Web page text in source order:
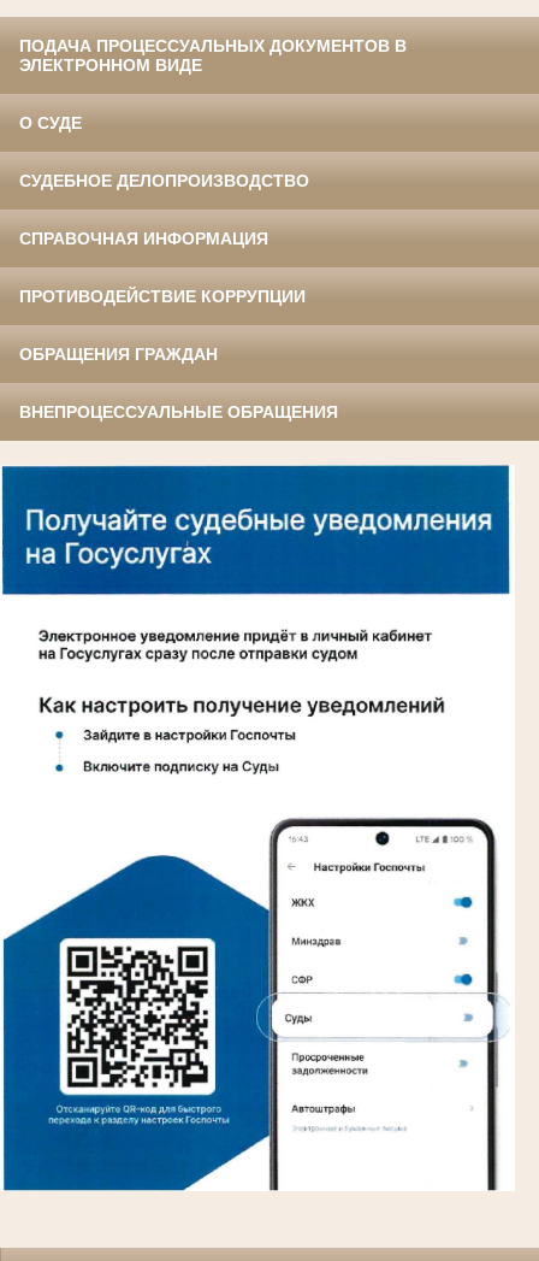
ПОДАЧА ПРОЦЕССУАЛЬНЫХ ДОКУМЕНТОВ В
ЭЛЕКТРОННОМ ВИДЕ
О СУДЕ
СУДЕБНОЕ ДЕЛОПРОИЗВОДСТВО
СПРАВОЧНАЯ ИНФОРМАЦИЯ
ПРОТИВОДЕЙСТВИЕ КОРРУПЦИИ
ОБРАЩЕНИЯ ГРАЖДАН
ВНЕПРОЦЕССУАЛЬНЫЕ ОБРАЩЕНИЯ